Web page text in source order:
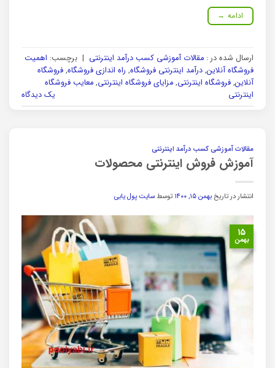
ادامه →
ارسال شده در : مقالات آموزشی کسب درآمد اینترنتی | برچسب: اهمیت
فروشگاه آنلاین, درآمد اینترنتی فروشگاه, راه اندازی فروشگاه, فروشگاه
آنلاین, فروشگاه اینترنتی, مزایای فروشگاه اینترنتی, معایب فروشگاه
اینترنتی
یک دیدگاه
مقالات آموزشی کسب درآمد اینترنتی
آموزش فروش اینترنتی محصولات
انتشار در تاریخبهمن ۱۵, ۱۴۰۰ توسط سایت پول یابی
۱۵
بهمن